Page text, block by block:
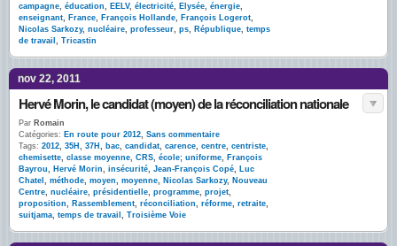
campagne, éducation, EELV, électricité, Elysée, énergie,
enseignant, France, François Hollande, François Logerot,
Nicolas Sarkozy, nucléaire, professeur, ps, République, temps
de travail , Tricastin
nov 22, 2011
Hervé Morin, le candidat (moyen) de la réconciliation nationale
Par Romain
Catégories: En route pour 2012, Sans commentaire
Tags: 2012, 35H , 37H , bac, candidat, carence, centre, centriste,
chemisette, classe moyenne, CRS, école; uniforme, François
Bayrou, Hervé Morin, insécurité, Jean-François Copé, Luc
Chatel , méthode, moyen, moyenne, Nicolas Sarkozy, Nouveau
Centre, nucléaire, présidentielle, programme, projet,
proposition, Rassemblement, réconciliation, réforme, retraite,
suitjama, temps de travail , Troisième Voie